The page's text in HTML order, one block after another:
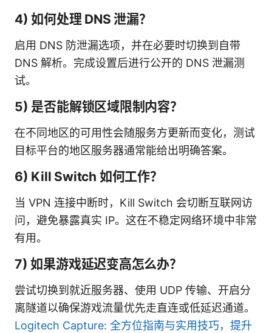
4) 如何处理 DNS 泄漏？
启用 DNS 防泄漏选项，并在必要时切换到自带
DNS 解析。完成设置后进行公开的 DNS 泄漏测
试。
5) 是否能解锁区域限制内容？
在不同地区的可用性会随服务方更新而变化，测试
目标平台的地区服务器通常能给出明确答案。
6) Kill Switch 如何工作？
当 VPN 连接中断时，Kill Switch 会切断互联网访
问，避免暴露真实 IP。这在不稳定网络环境中非常
有用。
7) 如果游戏延迟变高怎么办？
尝试切换到就近服务器、使用 UDP 传输、开启分
离隧道以确保游戏流量优先走直连或低延迟通道。
Logitech Capture: 全方位指南与实用技巧，提升